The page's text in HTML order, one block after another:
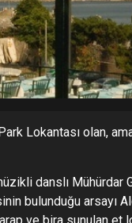
Lokantası olan,
danslı Mühürdar
bulunduğu arsayı
ve bira sunulan et